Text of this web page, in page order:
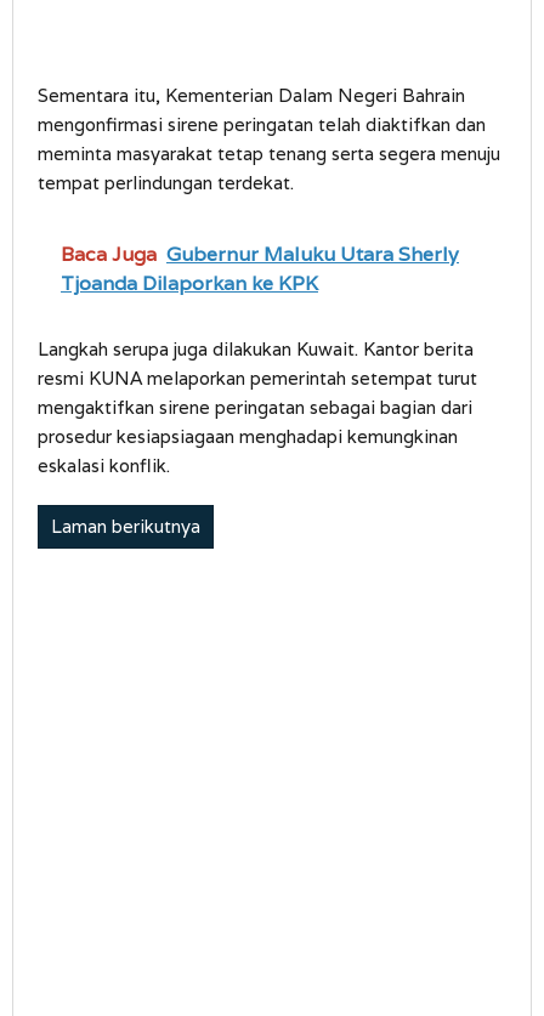
Sementara itu, Kementerian Dalam Negeri Bahrain
mengonfirmasi sirene peringatan telah diaktifkan dan
meminta masyarakat tetap tenang serta segera menuju
tempat perlindungan terdekat.
Baca Juga Gubernur Maluku Utara Sherly
Tjoanda Dilaporkan ke KPK
Langkah serupa juga dilakukan Kuwait. Kantor berita
resmi KUNA melaporkan pemerintah setempat turut
mengaktifkan sirene peringatan sebagai bagian dari
prosedur kesiapsiagaan menghadapi kemungkinan
eskalasi konflik.
Laman berikutnya